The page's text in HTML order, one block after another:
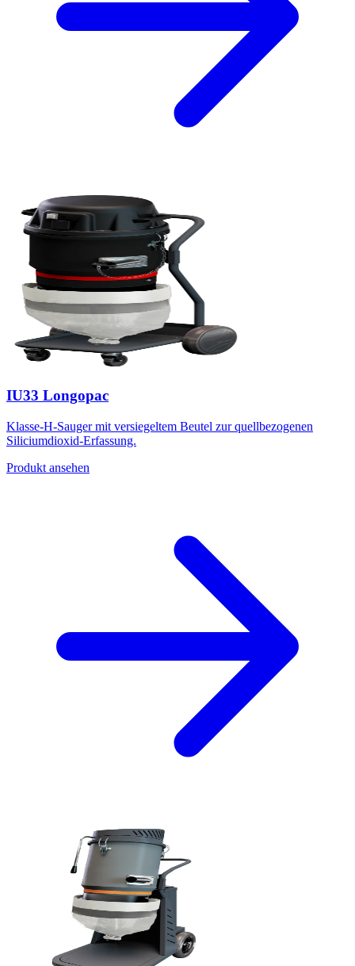
IU33 Longopac
Klasse-H-Sauger mit versiegeltem Beutel zur quellbezogenen
Siliciumdioxid-Erfassung.
Produkt ansehen